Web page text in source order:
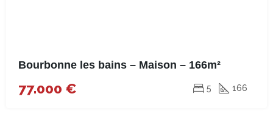
Bourbonne les bains – Maison – 166m²
77.000 € 5 166